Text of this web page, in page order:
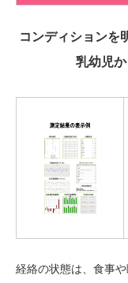
コンディションを
乳幼児
経絡の状態は、食事